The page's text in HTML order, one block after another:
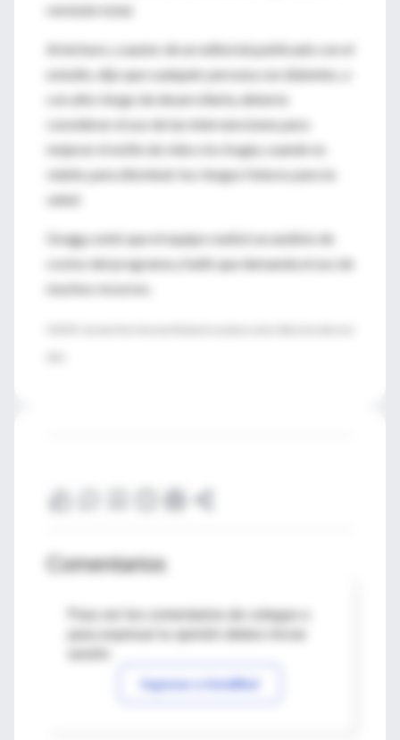
remisión total.
Arterburn, coautor de un editorial publicado con el
estudio, dijo que cualquier persona con diabetes, o
con alto riesgo de desarrollarla, debería
considerar el uso de las intervenciones para
mejorar el estilo de vida o la cirugía, cuando es
viable, para disminuir los riesgos futuros para la
salud.
Gregg contó que el equipo realizó un análisis de
costos del programa y halló que demanda el uso de
muchos recursos.
Comentarios
Para ver los comentarios de colegas o
Ingresar a IntraMed